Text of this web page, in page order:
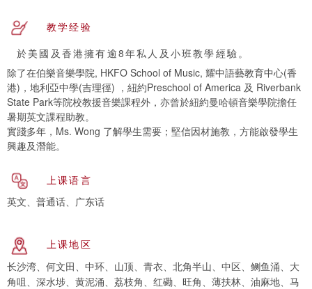
教学经验
於美國及香港擁有逾8年私人及小班教學經驗。
除了在伯樂音樂學院, HKFO School of Music, 耀中語藝教育中心(香
港)，地利亞中學(吉理徑) ，紐約Preschool of America 及 Riverbank
State Park等院校教援音樂課程外，亦曾於紐約曼哈頓音樂學院擔任
暑期英文課程助教。
實踐多年，Ms. Wong 了解學生需要；堅信因材施教，方能啟發學生
興趣及潛能。
上课语言
英文、普通话、广东话
上课地区
长沙湾、何文田、中环、山顶、青衣、北角半山、中区、鲗鱼涌、大
角咀、深水埗、黄泥涌、荔枝角、红磡、旺角、薄扶林、油麻地、马